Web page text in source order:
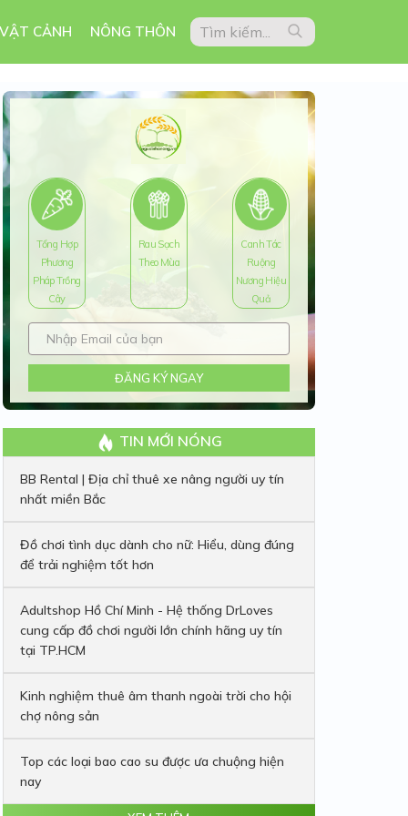
CẢNH NÔNG THÔN
Tổng Hợp
Phương
Pháp Trồng
Cây
Rau Sạch
Theo Mùa
Canh Tác
Ruộng
Nương Hiệu
Quả
ĐĂNG KÝ NGAY
TIN MỚI NÓNG
BB Rental | Địa chỉ thuê xe nâng người uy tín
nhất miền Bắc
Đồ chơi tình dục dành cho nữ: Hiểu, dùng đúng
để trải nghiệm tốt hơn
Adultshop Hồ Chí Minh - Hệ thống DrLoves
cung cấp đồ chơi người lớn chính hãng uy tín
tại TP.HCM
Kinh nghiệm thuê âm thanh ngoài trời cho hội
chợ nông sản
Top các loại bao cao su được ưa chuộng hiện
nay